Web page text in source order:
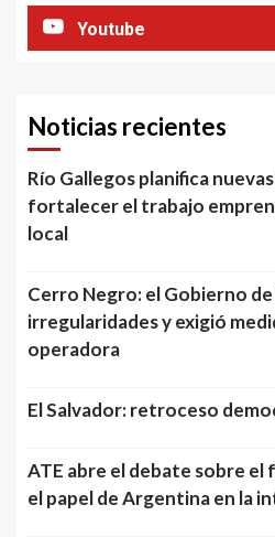
Youtube
Noticias recientes
Río Gallegos planifica
fortalecer el trabajo
local
Cerro Negro: el Gobierno
irregularidades y exigió
operadora
El Salvador: retroceso
ATE abre el debate sobre
el papel de Argentina en la